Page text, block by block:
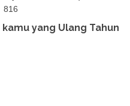
816
yang Ulang Tahun